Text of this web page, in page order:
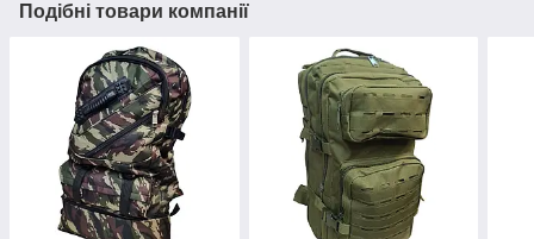
Подібні товари компанії